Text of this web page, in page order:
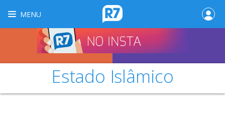
MENU
Estado Islâmico